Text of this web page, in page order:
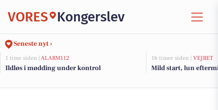
VORES Kongerslev
Seneste nyt ›
1 time siden | ALARM112
Ildløs i mødding under kontrol
16 timer siden | VEJRET
Mild start, lun